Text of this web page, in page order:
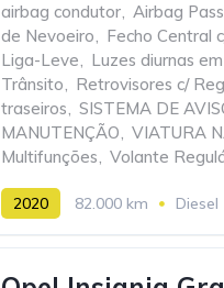
airbag condutor, Airbag
de Nevoeiro, Fecho Central
Liga-Leve, Luzes diurnas
Trânsito, Retrovisores c/
traseiros, SISTEMA DE
MANUTENÇÃO, VIATURA
Multifunções, Volante
2020 82.000 km Diesel